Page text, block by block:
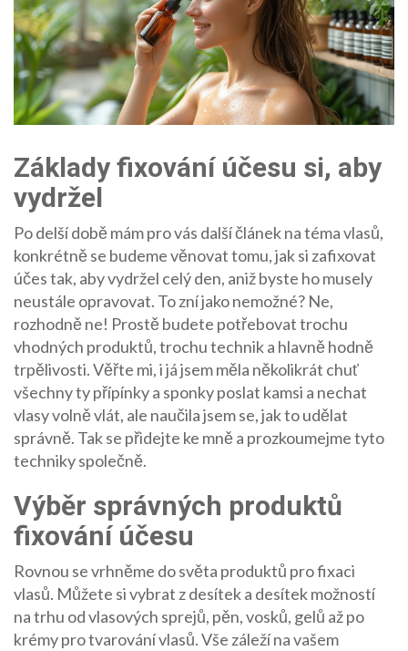
Základy fixování účesu si, aby
vydržel
Po delší době mám pro vás další článek na téma vlasů,
konkrétně se budeme věnovat tomu, jak si zafixovat
účes tak, aby vydržel celý den, aniž byste ho musely
neustále opravovat. To zní jako nemožné? Ne,
rozhodně ne! Prostě budete potřebovat trochu
vhodných produktů, trochu technik a hlavně hodně
trpělivosti. Věřte mi, i já jsem měla několikrát chuť
všechny ty přípínky a sponky poslat kamsi a nechat
vlasy volně vlát, ale naučila jsem se, jak to udělat
správně. Tak se přidejte ke mně a prozkoumejme tyto
techniky společně.
Výběr správných produktů
fixování účesu
Rovnou se vrhněme do světa produktů pro fixaci
vlasů. Můžete si vybrat z desítek a desítek možností
na trhu od vlasových sprejů, pěn, vosků, gelů až po
krémy pro tvarování vlasů. Vše záleží na vašem